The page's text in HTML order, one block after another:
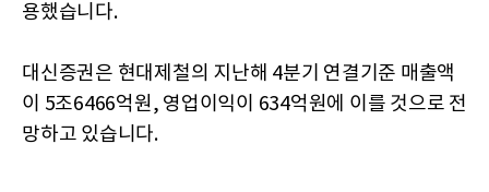
용했습니다.
대신증권은 현대제철의 지난해 4분기 연결기준 매출액
이 5조6466억원, 영업이익이 634억원에 이를 것으로 전
망하고 있습니다.